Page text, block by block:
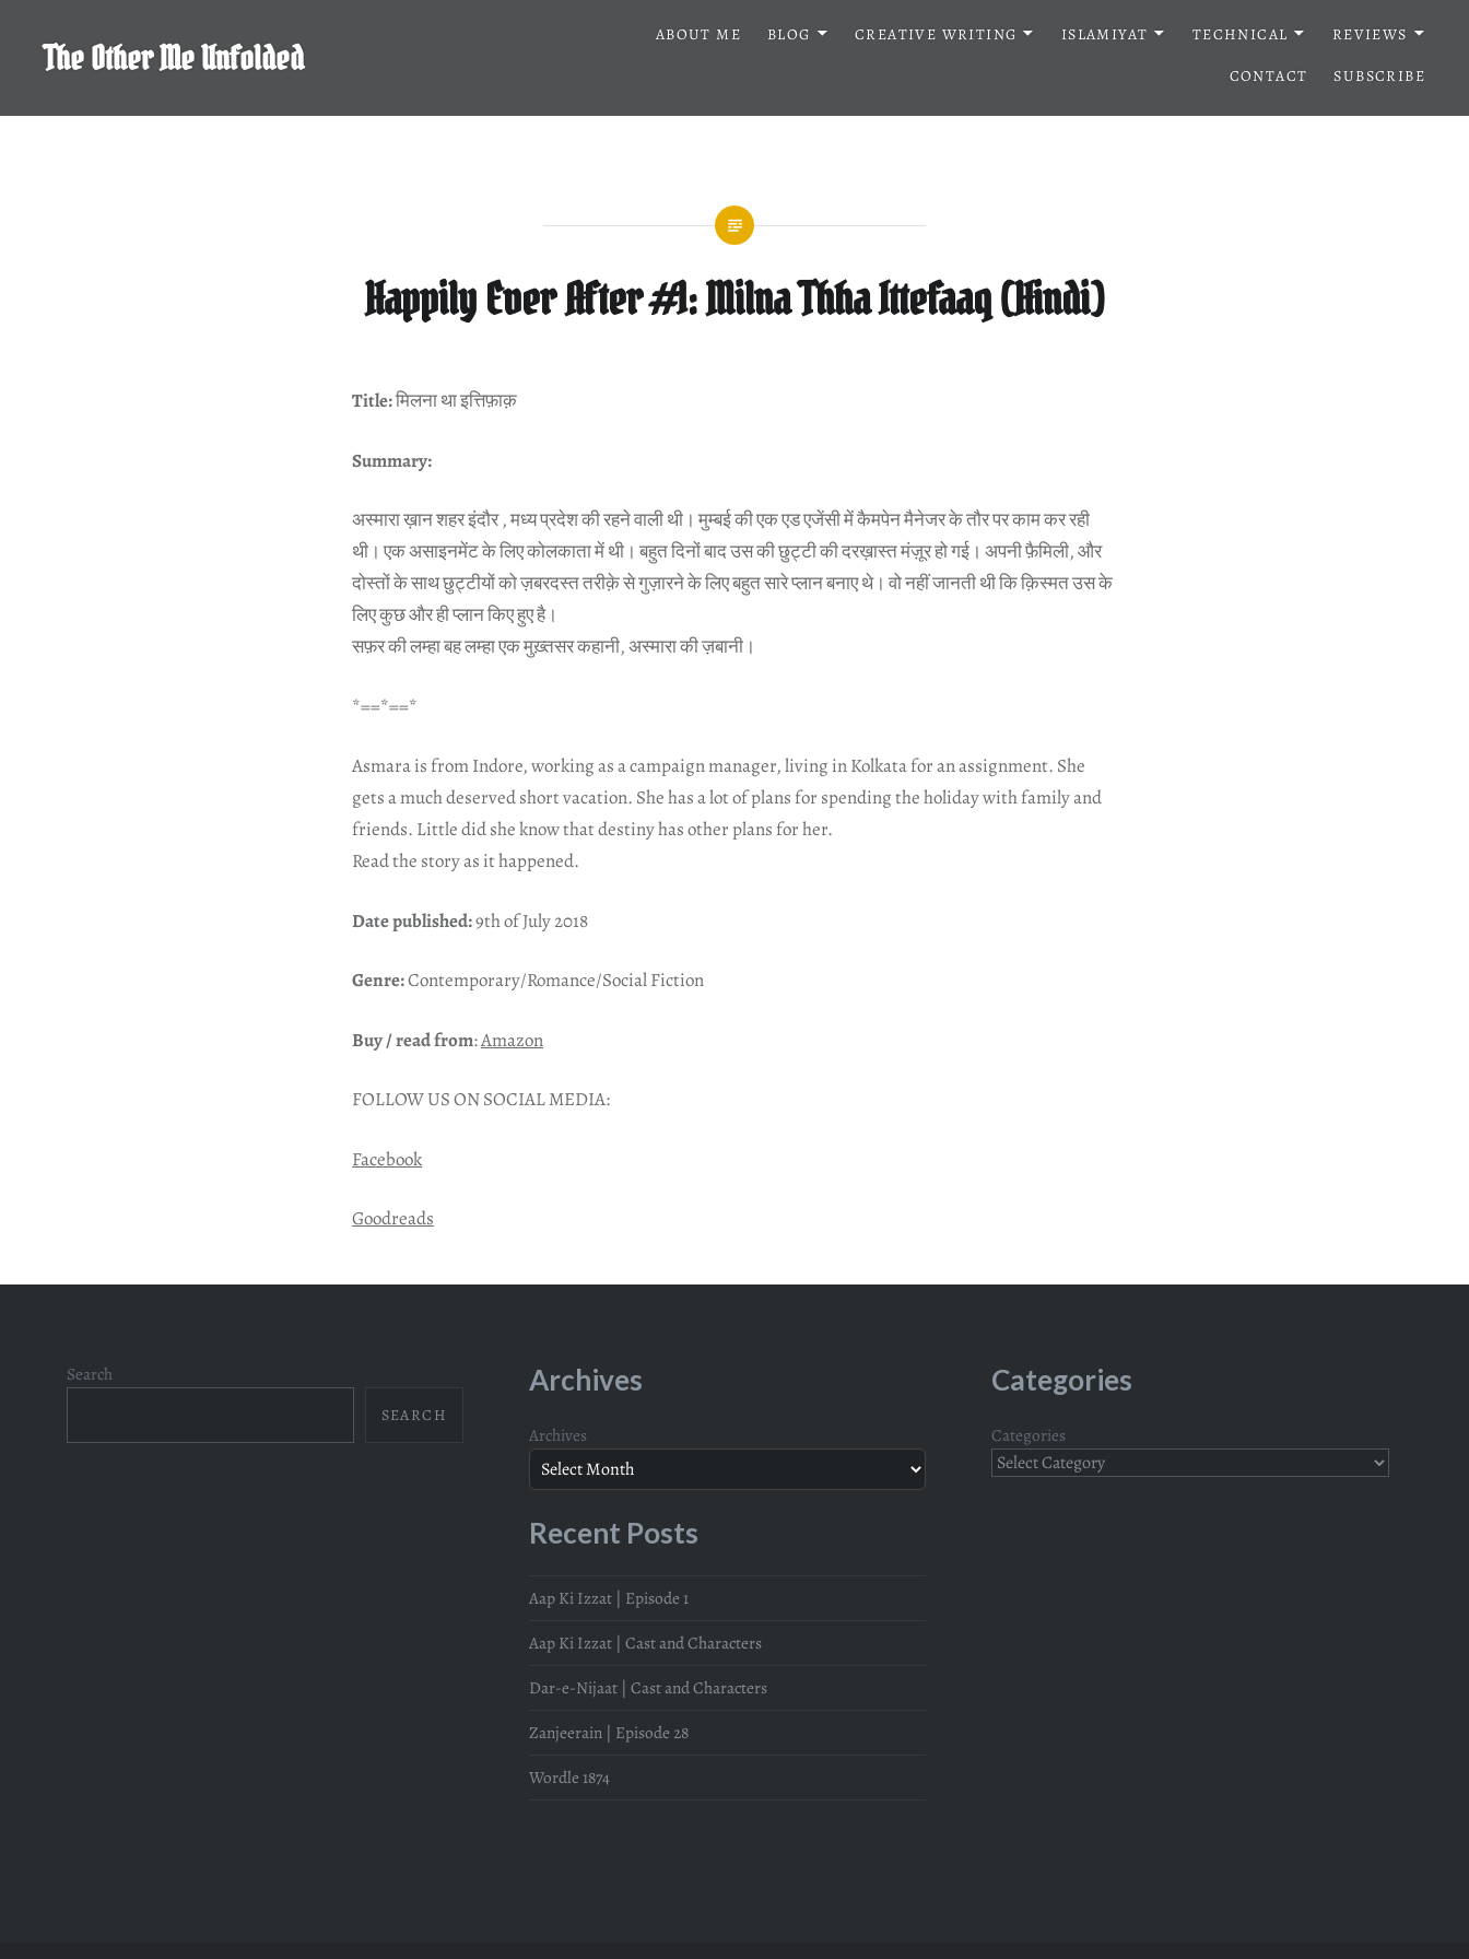
contentThe Other Me Unfolded
ABOUT ME BLOG CREATIVE WRITING ISLAMIYAT TECHNICAL
REVIEWS
CONTACT
SUBSCRIBE
Happily Ever After #1: Milna Thha Ittefaaq (Hindi)
Title:मिलना था इत्तिफ़ाक़
Summary:
अस्मारा ख़ान शहर इंदौर , मध्य प्रदेश की रहने वाली थी। मुम्बई की एक एड एजेंसी में कैमपेन मैनेजर के तौर पर काम कर रही
थी। एक असाइनमेंट के लिए कोलकाता में थी। बहुत दिनों बाद उस की छुट्टी की दरख़ास्त मंज़ूर हो गई। अपनी फ़ैमिली, और
दोस्तों के साथ छुट्टीयों को ज़बरदस्त तरीक़े से गुज़ारने के लिए बहुत सारे प्लान बनाए थे। वो नहीं जानती थी कि क़िस्मत उस के
लिए कुछ और ही प्लान किए हुए है।
सफ़र की लम्हा बह लम्हा एक मुख़्तसर कहानी, अस्मारा की ज़बानी।
*==*==*
Asmara is from Indore, working as a campaign manager, living in Kolkata for an assignment. She
gets a much deserved short vacation. She has a lot of plans for spending the holiday with family and
friends. Little did she know that destiny has other plans for her.
Read the story as it happened.
Date published:9th of July 2018
Genre:Contemporary/Romance/Social Fiction
Buy / read from:Amazon
FOLLOW US ON SOCIAL MEDIA:
Facebook
Goodreads
Search
SEARCH
Archives
Archives
Recent Posts
Aap Ki Izzat | Episode 1
Aap Ki Izzat | Cast and Characters
Dar-e-Nijaat | Cast and Characters
Zanjeerain | Episode 28
Wordle 1874
Categories
Categories